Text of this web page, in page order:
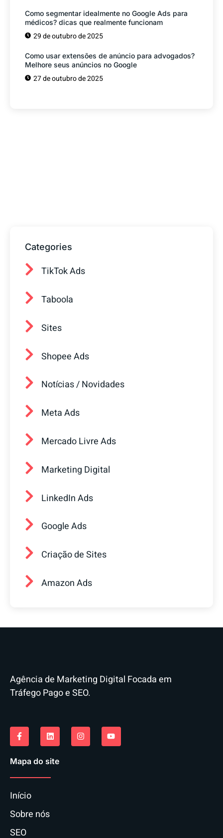
Como segmentar idealmente no Google Ads para
médicos? dicas que realmente funcionam
29 de outubro de 2025
Como usar extensões de anúncio para advogados?
Melhore seus anúncios no Google
27 de outubro de 2025
Categories
TikTok Ads
Taboola
Sites
Shopee Ads
Notícias / Novidades
Meta Ads
Mercado Livre Ads
Marketing Digital
LinkedIn Ads
Google Ads
Criação de Sites
Amazon Ads
Agência de Marketing Digital Focada em
Tráfego Pago e SEO.
Mapa do site
Início
Sobre nós
SEO